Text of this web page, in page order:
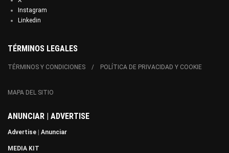
Instagram
Linkedin
TÉRMINOS LEGALES
TÉRMINOS Y CONDICIONES POLÍTICA DE PRIVACIDAD Y COOKIE
MAPA DEL SITIO
ANUNCIAR | ADVERTISE
Advertise Anunciar
MEDIA KIT